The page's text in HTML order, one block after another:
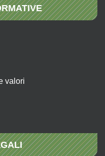
valori